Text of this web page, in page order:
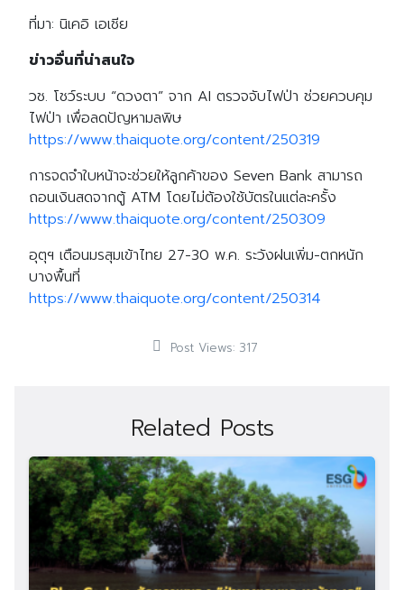
ที่มา: นิเคอิ เอเชีย
ข่าวอื่นที่น่าสนใจ
วช. โชว์ระบบ “ดวงตา” จาก AI ตรวจจับไฟป่า ช่วยควบคุม
ไฟป่า เพื่อลดปัญหามลพิษ
https://www.thaiquote.org/content/250319
การจดจำใบหน้าจะช่วยให้ลูกค้าของ Seven Bank สามารถ
ถอนเงินสดจากตู้ ATM โดยไม่ต้องใช้บัตรในแต่ละครั้ง
https://www.thaiquote.org/content/250309
อุตุฯ เตือนมรสุมเข้าไทย 27-30 พ.ค. ระวังฝนเพิ่ม-ตกหนัก
บางพื้นที่
https://www.thaiquote.org/content/250314
Post Views: 317
Related Posts